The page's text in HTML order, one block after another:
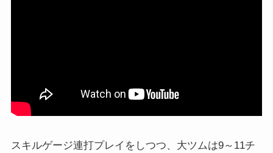
スキルゲージ連打プレイをしつつ、大ツムは9～11チ